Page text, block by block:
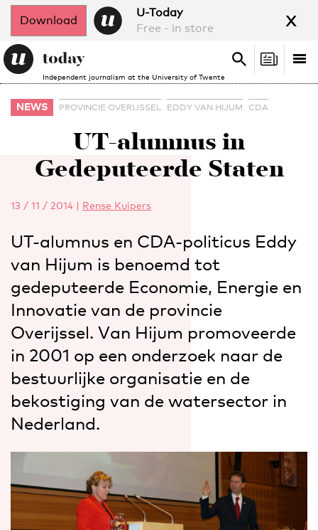
Download
U-Today
Free - in store
x
Independent journalism at the University of Twente
Search
Search
NEWS PROVINCIE OVERIJSSEL EDDY VAN HIJUM CDA
UT-alumnus in
Gedeputeerde Staten
13 / 11 / 2014 | Rense Kuipers
UT-alumnus en CDA-politicus Eddy
van Hijum is benoemd tot
gedeputeerde Economie, Energie en
Innovatie van de provincie
Overijssel. Van Hijum promoveerde
in 2001 op een onderzoek naar de
bestuurlijke organisatie en de
bekostiging van de watersector in
Nederland.